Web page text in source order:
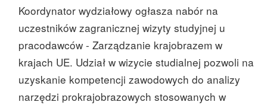
Koordynator wydziałowy ogłasza nabór na
uczestników zagranicznej wizyty studyjnej u
pracodawców - Zarządzanie krajobrazem w
krajach UE. Udział w wizycie studialnej pozwoli na
uzyskanie kompetencji zawodowych do analizy
narzędzi prokrajobrazowych stosowanych w